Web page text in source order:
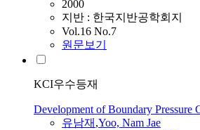
2000
지반 : 한국지반공학회지
Vol.16 No.7
원문보기
KCI우수등재
Development of Boundary Pressure
유남재 ,Yoo, Nam Jae